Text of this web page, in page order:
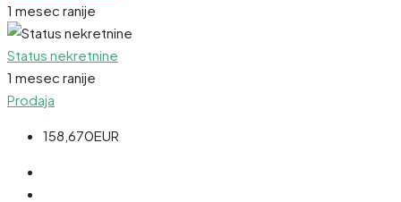
1 mesec ranije
Status nekretnine
1 mesec ranije
Prodaja
158,670EUR